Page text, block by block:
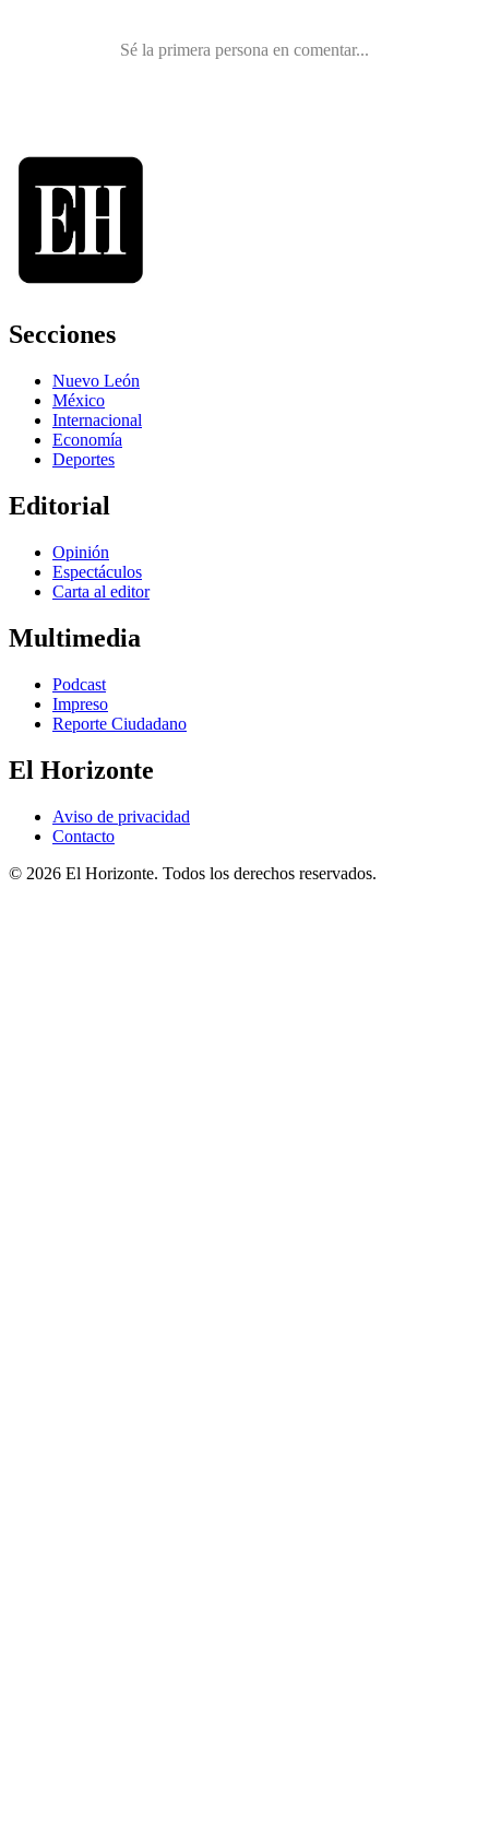
Secciones
Nuevo León
México
Internacional
Economía
Deportes
Editorial
Opinión
Espectáculos
Carta al editor
Multimedia
Podcast
Impreso
Reporte Ciudadano
El Horizonte
Aviso de privacidad
Contacto
© 2026 El Horizonte. Todos los derechos reservados.